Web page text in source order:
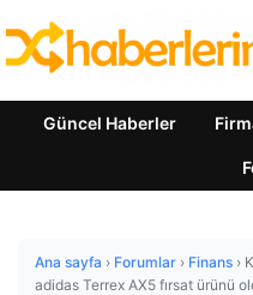
Güncel Haberler
Ana sayfa › Forumlar › Finans ›
adidas Terrex AX5 fırsat ürünü